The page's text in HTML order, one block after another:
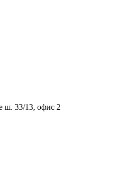
ш. 33/13, офис 2